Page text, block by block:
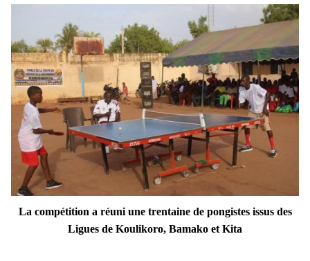
La compétition a réuni une trentaine de pongistes issus des
Ligues de Koulikoro, Bamako et Kita